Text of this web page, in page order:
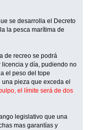
se desarrolla el Decreto
la pesca marítima de
de recreo se podrá
y día, pudiendo no
el peso del tope
pieza que exceda el
el límite será de dos
legislativo que una
mas garantías y